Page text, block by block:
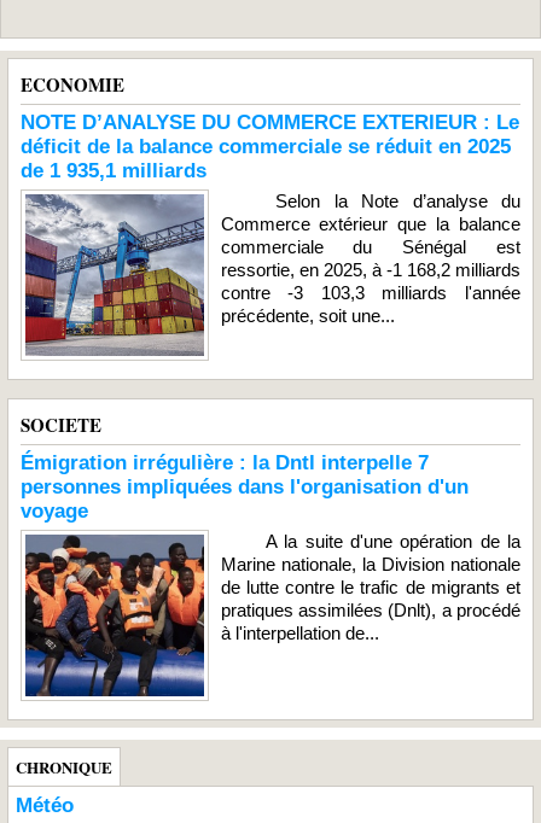
ECONOMIE
NOTE D’ANALYSE DU COMMERCE EXTERIEUR : Le
déficit de la balance commerciale se réduit en 2025
de 1 935,1 milliards
Selon la Note d’analyse du
Commerce extérieur que la balance
commerciale du Sénégal est
ressortie, en 2025, à -1 168,2 milliards
contre -3 103,3 milliards l'année
précédente, soit une...
SOCIETE
Émigration irrégulière : la Dntl interpelle 7
personnes impliquées dans l'organisation d'un
voyage
A la suite d'une opération de la
Marine nationale, la Division nationale
de lutte contre le trafic de migrants et
pratiques assimilées (Dnlt), a procédé
à l'interpellation de...
CHRONIQUE
Météo